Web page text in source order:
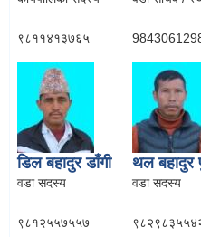
९८११४१३७६५
डिल बहादुर डाँगी
वडा सदस्य
९८१२५५७५५७
थल बहादुर
वडा सदस्य